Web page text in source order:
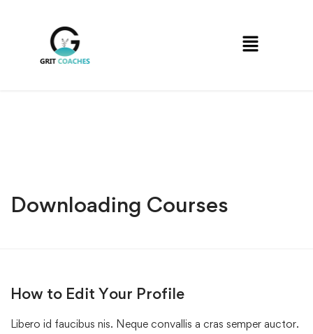
Downloading Courses
How to Edit Your Profile
Libero id faucibus nis. Neque convallis a cras semper auctor.